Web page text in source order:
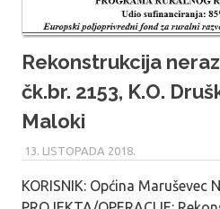
Rekonstrukcija
čk.br. 2153, K.O.
Maloki
13. LISTOPADA 2018.
KORISNIK: Općina Maruševec